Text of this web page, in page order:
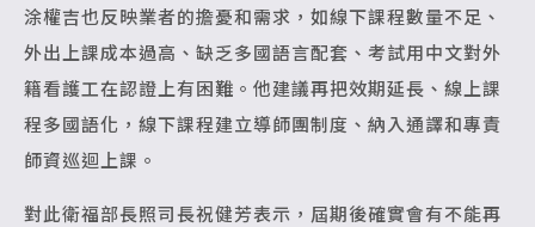
涂權吉也反映業者的擔憂和需求，如線下課程數量不足、
外出上課成本過高、缺乏多國語言配套、考試用中文對外
籍看護工在認證上有困難。他建議再把效期延長、線上課
程多國語化，線下課程建立導師團制度、納入通譯和專責
師資巡迴上課。
對此衛福部長照司長祝健芳表示，屆期後確實會有不能再